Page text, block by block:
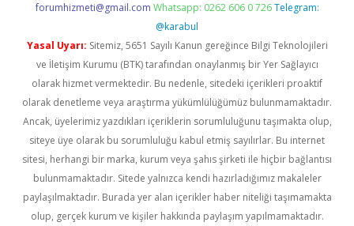
forumhizmeti@gmail.com Whatsapp: 0262 606 0 726 Telegram:
@karabul
Yasal Uyarı: Sitemiz, 5651 Sayılı Kanun gereğince Bilgi Teknolojileri
ve İletişim Kurumu (BTK) tarafından onaylanmış bir Yer Sağlayıcı
olarak hizmet vermektedir. Bu nedenle, sitedeki içerikleri proaktif
olarak denetleme veya araştırma yükümlülüğümüz bulunmamaktadır.
Ancak, üyelerimiz yazdıkları içeriklerin sorumluluğunu taşımakta olup,
siteye üye olarak bu sorumluluğu kabul etmiş sayılırlar. Bu internet
sitesi, herhangi bir marka, kurum veya şahıs şirketi ile hiçbir bağlantısı
bulunmamaktadır. Sitede yalnızca kendi hazırladığımız makaleler
paylaşılmaktadır. Burada yer alan içerikler haber niteliği taşımamakta
olup, gerçek kurum ve kişiler hakkında paylaşım yapılmamaktadır.